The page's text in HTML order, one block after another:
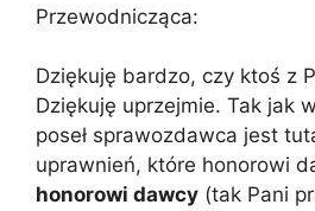
Przewodnicząca:
Dziękuję bardzo, czy ktoś z
Dziękuję uprzejmie. Tak jak
poseł sprawozdawca jest
uprawnień, które honorowi
honorowi dawcy (tak Pani